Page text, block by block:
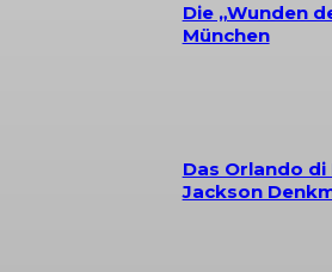
Die „Wunden
München
Das Orlando di
Jackson